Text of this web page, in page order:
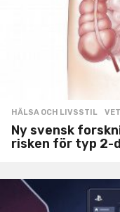
HÄLSA OCH LIVSSTIL ,
Ny svensk
risken för typ 2-